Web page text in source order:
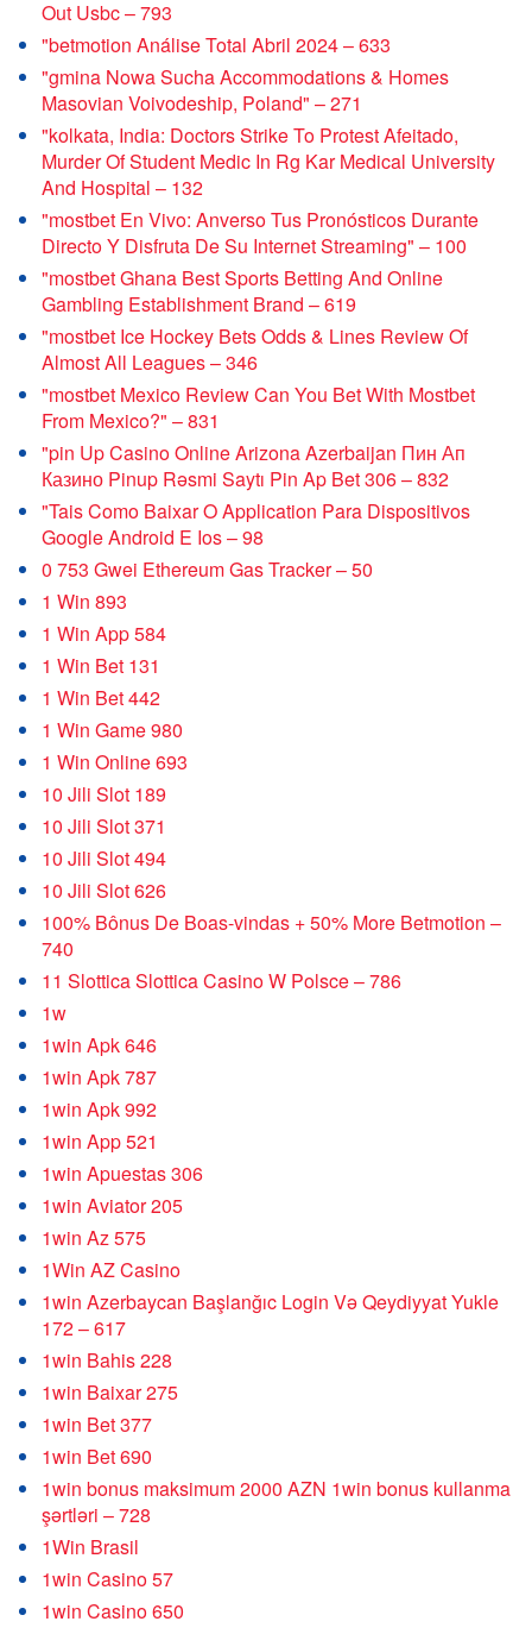
Out Usbc – 793
"betmotion Análise Total Abril 2024 – 633
"gmina Nowa Sucha Accommodations & Homes
Masovian Voivodeship, Poland" – 271
"kolkata, India: Doctors Strike To Protest Afeitado,
Murder Of Student Medic In Rg Kar Medical University
And Hospital – 132
"mostbet En Vivo: Anverso Tus Pronósticos Durante
Directo Y Disfruta De Su Internet Streaming" – 100
"mostbet Ghana Best Sports Betting And Online
Gambling Establishment Brand – 619
"mostbet Ice Hockey Bets Odds & Lines Review Of
Almost All Leagues – 346
"mostbet Mexico Review Can You Bet With Mostbet
From Mexico?" – 831
"pin Up Casino Online Arizona Azerbaijan Пин Ап
Казино Pinup Rəsmi Saytı Pin Ap Bet 306 – 832
"Tais Como Baixar O Application Para Dispositivos
Google Android E Ios – 98
0 753 Gwei Ethereum Gas Tracker – 50
1 Win 893
1 Win App 584
1 Win Bet 131
1 Win Bet 442
1 Win Game 980
1 Win Online 693
10 Jili Slot 189
10 Jili Slot 371
10 Jili Slot 494
10 Jili Slot 626
100% Bônus De Boas-vindas + 50% More Betmotion –
740
11 Slottica Slottica Casino W Polsce – 786
1w
1win Apk 646
1win Apk 787
1win Apk 992
1win App 521
1win Apuestas 306
1win Aviator 205
1win Az 575
1Win AZ Casino
1win Azerbaycan Başlanğıc Login Və Qeydiyyat Yukle
172 – 617
1win Bahis 228
1win Baixar 275
1win Bet 377
1win Bet 690
1win bonus maksimum 2000 AZN 1win bonus kullanma
şərtləri – 728
1Win Brasil
1win Casino 57
1win Casino 650